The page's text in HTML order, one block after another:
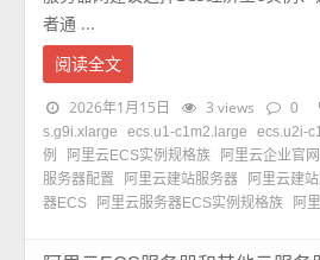
者通 ...
阅读全文
2026年1月15日 3 views 0
s.g9i.xlarge
ecs.u1-c1m2.large ecs.u2i-
例
阿里云ECS实例规格族 阿里云企业官
服务器配置
阿里云建站服务器 阿里云建
器ECS
阿里云服务器ECS实例规格族 阿